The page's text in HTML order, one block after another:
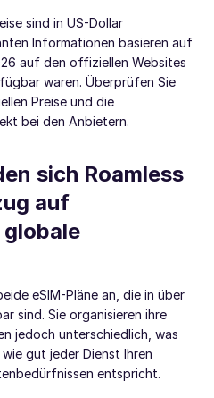
sind in US-Dollar
Informationen basieren auf
auf den offiziellen Websites
waren. Überprüfen Sie
Preise und die
bei den Anbietern.
sich Roamless
auf
eSIM-Pläne an, die in über
sind. Sie organisieren ihre
jedoch unterschiedlich, was
gut jeder Dienst Ihren
entspricht.